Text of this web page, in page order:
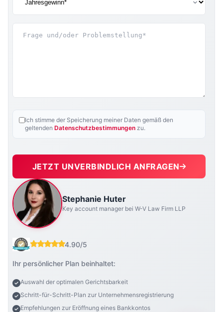
Ich stimme der Speicherung meiner Daten gemäß den
geltenden Datenschutzbestimmungen zu.
JETZT UNVERBINDLICH ANFRAGEN
Stephanie Huter
Key account manager bei W-V Law Firm LLP
4.90/5
Ihr persönlicher Plan beinhaltet:
Auswahl der optimalen Gerichtsbarkeit
Schritt-für-Schritt-Plan zur Unternehmensregistrierung
Empfehlungen zur Eröffnung eines Bankkontos